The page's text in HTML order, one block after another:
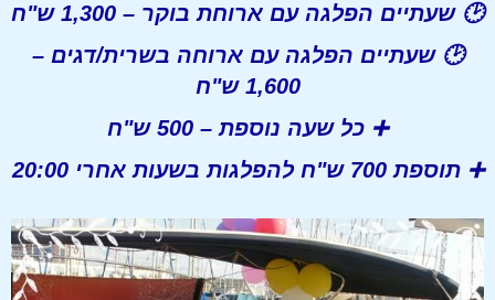
🕑שעתיים הפלגה עם ארוחת בוקר – 1,300 ש"ח
🕑שעתיים הפלגה עם ארוחה בשרית/דגים–
1,600 ש"ח
➕ כל שעה נוספת– 500 ש"ח
➕תוספת 700 ש"ח להפלגות בשעות אחרי 20:00